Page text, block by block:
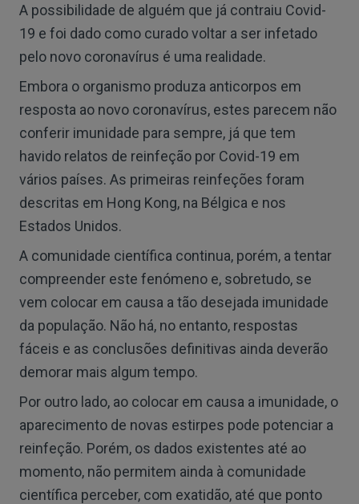
A possibilidade de alguém que já contraiu Covid-
19 e foi dado como curado voltar a ser infetado
pelo novo coronavírus é uma realidade.
Embora o organismo produza anticorpos em
resposta ao novo coronavírus, estes parecem não
conferir imunidade para sempre, já que tem
havido relatos de reinfeção por Covid-19 em
vários países. As primeiras reinfeções foram
descritas em Hong Kong, na Bélgica e nos
Estados Unidos.
A comunidade científica continua, porém, a tentar
compreender este fenómeno e, sobretudo, se
vem colocar em causa a tão desejada imunidade
da população. Não há, no entanto, respostas
fáceis e as conclusões definitivas ainda deverão
demorar mais algum tempo.
Por outro lado, ao colocar em causa a imunidade, o
aparecimento de novas estirpes pode potenciar a
reinfeção. Porém, os dados existentes até ao
momento, não permitem ainda à comunidade
científica perceber, com exatidão, até que ponto